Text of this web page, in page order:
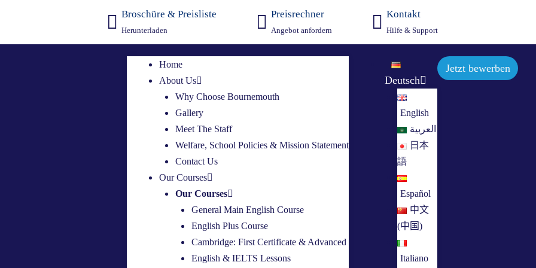
Broschüre & Preisliste
Herunterladen
Preisrechner
Angebot anfordern
Kontakt
Hilfe & Support
Home
About Us
Why Choose Bournemouth
Gallery
Meet The Staff
Welfare, School Policies & Mission Statement
Contact Us
Our Courses
Our Courses
General Main English Course
English Plus Course
Cambridge: First Certificate & Advanced
English & IELTS Lessons
Deutsch
English
العربية
日本
語
Español
中文
(中国)
Italiano
Jetzt bewerben